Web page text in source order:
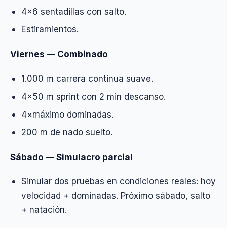
4×6 sentadillas con salto.
Estiramientos.
Viernes — Combinado
1.000 m carrera continua suave.
4×50 m sprint con 2 min descanso.
4×máximo dominadas.
200 m de nado suelto.
Sábado — Simulacro parcial
Simular dos pruebas en condiciones reales: hoy
velocidad + dominadas. Próximo sábado, salto
+ natación.